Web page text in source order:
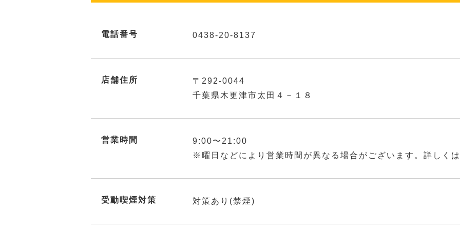
電話番号 0438-20-8137
店舗住所
〒292-0044
千葉県木更津市太田４－１８
営業時間
9:00〜21:00
※曜日などにより営業時間が異なる場合がございます。詳しく
受動喫煙対策 対策あり(禁煙)